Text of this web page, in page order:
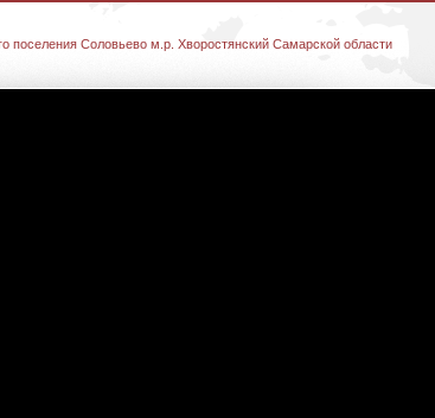
поселения Соловьево м.р. Хворостянский Самарской области